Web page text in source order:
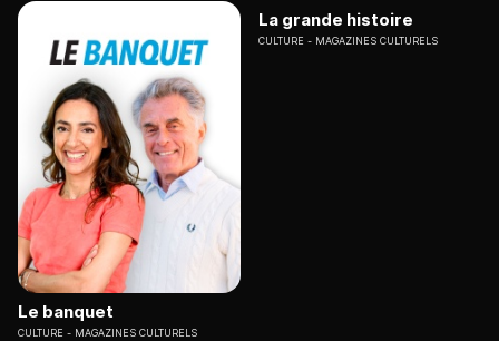
Le banquet
CULTURE MAGAZINES CULTURELS
La grande histoire
CULTURE MAGAZINES CULTURELS